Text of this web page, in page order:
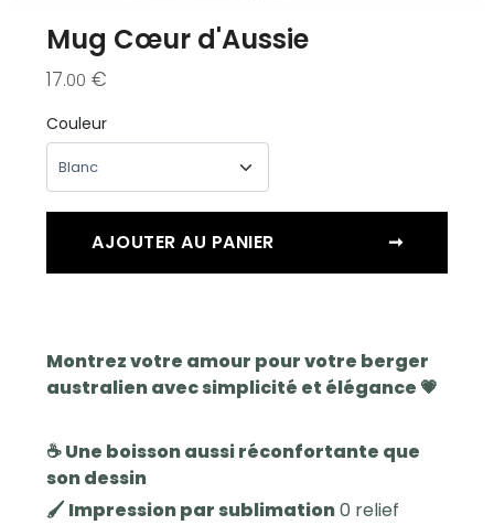
Mug Cœur d'Aussie
17.00 €
Couleur
AJOUTER AU PANIER ➞
Montrez votre amour pour votre berger
australien avec simplicité et élégance 💗
☕ Une boisson aussi réconfortante que
son dessin
🖌️ Impression par sublimation0 relief